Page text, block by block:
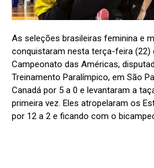
As seleções brasileiras feminina e
conquistaram nesta terça-feira
Campeonato das Américas,
Treinamento Paralímpico, em São
Canadá por 5 a 0 e levantaram a
primeira vez. Eles atropelaram os
por 12 a 2 e ficando com o